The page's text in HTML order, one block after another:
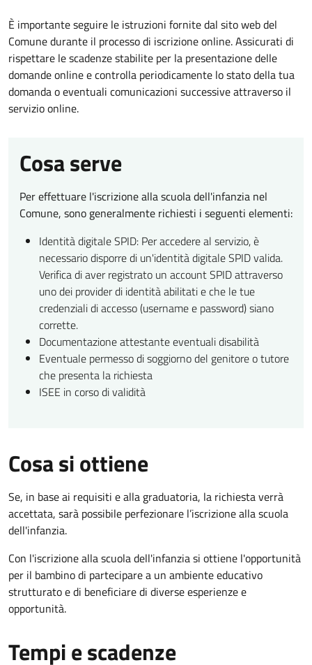
È importante seguire le istruzioni fornite dal sito web del
Comune durante il processo di iscrizione online. Assicurati di
rispettare le scadenze stabilite per la presentazione delle
domande online e controlla periodicamente lo stato della tua
domanda o eventuali comunicazioni successive attraverso il
servizio online.
Cosa serve
Per effettuare l'iscrizione alla scuola dell'infanzia nel
Comune, sono generalmente richiesti i seguenti elementi:
Identità digitale SPID: Per accedere al servizio, è
necessario disporre di un'identità digitale SPID valida.
Verifica di aver registrato un account SPID attraverso
uno dei provider di identità abilitati e che le tue
credenziali di accesso (username e password) siano
corrette.
Documentazione attestante eventuali disabilità
Eventuale permesso di soggiorno del genitore o tutore
che presenta la richiesta
ISEE in corso di validità
Cosa si ottiene
Se, in base ai requisiti e alla graduatoria, la richiesta verrà
accettata, sarà possibile perfezionare l’iscrizione alla scuola
dell'infanzia.
Con l'iscrizione alla scuola dell'infanzia si ottiene l'opportunità
per il bambino di partecipare a un ambiente educativo
strutturato e di beneficiare di diverse esperienze e
opportunità.
Tempi e scadenze